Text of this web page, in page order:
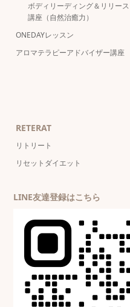
ボディリーディング＆リリース
講座（自然治癒力）
ONEDAYレッスン
アロマテラピーアドバイザー講座
RETERAT
リトリート
リセットダイエット
LINE友達登録はこちら